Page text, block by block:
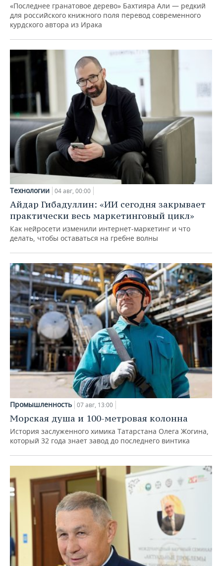
«Последнее гранатовое дерево» Бахтияра Али — редкий
для российского книжного поля перевод современного
курдского автора из Ирака
Технологии 04 авг, 00:00
Айдар Гибадуллин: «ИИ сегодня закрывает
практически весь маркетинговый цикл»
Как нейросети изменили интернет-маркетинг и что
делать, чтобы оставаться на гребне волны
Промышленность 07 авг, 13:00
Морская душа и 100-метровая колонна
История заслуженного химика Татарстана Олега Жогина,
который 32 года знает завод до последнего винтика